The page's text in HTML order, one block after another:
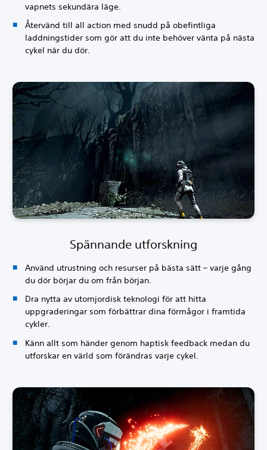
vapnets sekundära läge.
Återvänd till all action med snudd på obefintliga
laddningstider som gör att du inte behöver vänta på nästa
cykel när du dör.
Spännande utforskning
Använd utrustning och resurser på bästa sätt – varje gång
du dör börjar du om från början.
Dra nytta av utomjordisk teknologi för att hitta
uppgraderingar som förbättrar dina förmågor i framtida
cykler.
Känn allt som händer genom haptisk feedback medan du
utforskar en värld som förändras varje cykel.